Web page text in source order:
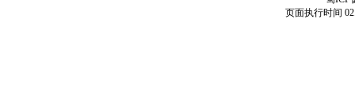
页面执行时间